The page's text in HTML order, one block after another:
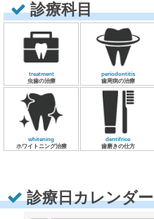
診療科目
treatment
虫歯の治療
periodontitis
歯周病の治療
whitening
ホワイトニング治療
dentifrice
歯磨きの仕方
診療日カレンダー